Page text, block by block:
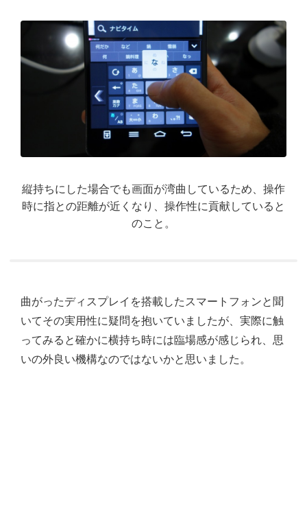
縦持ちにした場合でも画面が湾曲しているため、操作
時に指との距離が近くなり、操作性に貢献していると
のこと。
曲がったディスプレイを搭載したスマートフォンと聞
いてその実用性に疑問を抱いていましたが、実際に触
ってみると確かに横持ち時には臨場感が感じられ、思
いの外良い機構なのではないかと思いました。